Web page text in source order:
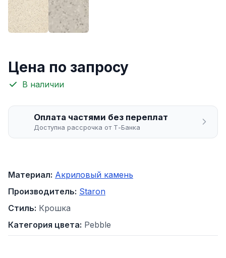
Цена по запросу
В наличии
Оплата частями без переплат
Доступна рассрочка от Т-Банка
Материал: Акриловый камень
Производитель: Staron
Стиль: Крошка
Категория цвета: Pebble